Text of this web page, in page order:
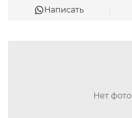
Написать
Нет фото